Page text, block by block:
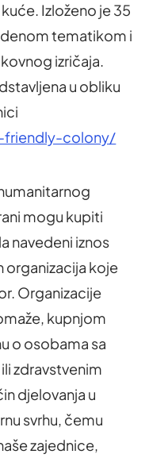
Izloženo je 35
tematikom i
izričaja.
u obliku
colony/
mogu kupiti
navedeni iznos
organizacija koje
Organizacije
kupnjom
o osobama sa
zdravstvenim
djelovanja u
svrhu, čemu
zajednice,